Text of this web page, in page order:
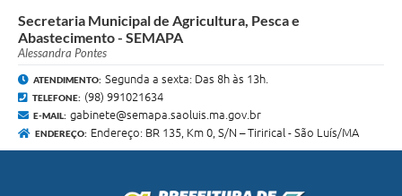
Secretaria Municipal de Agricultura, Pesca e
Abastecimento - SEMAPA
Alessandra Pontes
ATENDIMENTO: Segunda a sexta: Das 8h às 13h.
TELEFONE: (98) 991021634
E-MAIL: gabinete@semapa.saoluis.ma.gov.br
ENDEREÇO: Endereço: BR 135, Km 0, S/N – Tirirical - São Luís/MA